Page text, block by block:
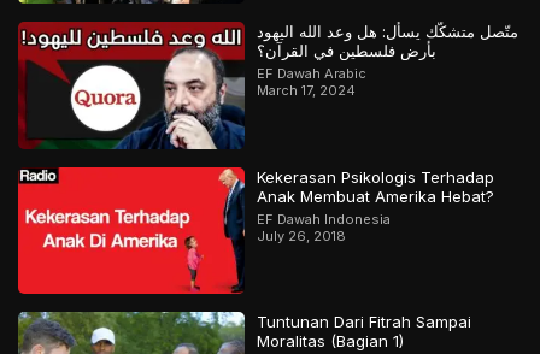
متّصل متشكّك يسأل: هل وعد الله اليهود
بأرض فلسطين في القرآن؟
EF Dawah Arabic
March 17, 2024
Kekerasan Psikologis Terhadap
Anak Membuat Amerika Hebat?
EF Dawah Indonesia
July 26, 2018
Tuntunan Dari Fitrah Sampai
Moralitas (Bagian 1)